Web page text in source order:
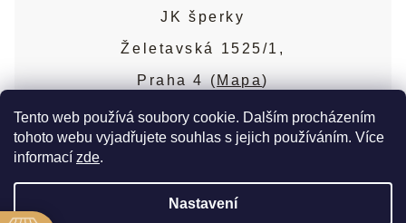
Tento web používá soubory cookie. Dalším procházením
tohoto webu vyjadřujete souhlas s jejich používáním. Více
informací zde.
Nastavení
Obchodní podmínky
Puncovní značky
Blog
Nejčastější dotazy
JK šperky
Želetavská 1525/1,
Praha 4 ( Mapa)
Více o prodejně
Copyright 2026JK šperky. Všechna práva
vyhrazena. Upravit nastavení cookies